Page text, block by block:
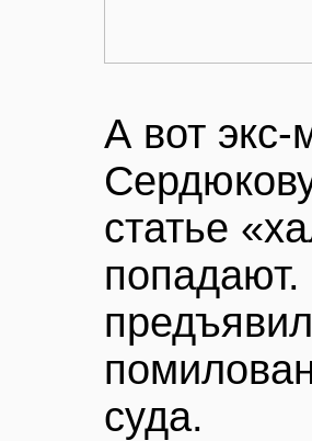
А вот
статье
суда.